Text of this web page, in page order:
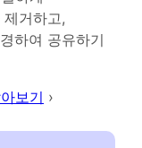
거하고,
하여 공유하기
보기 ›